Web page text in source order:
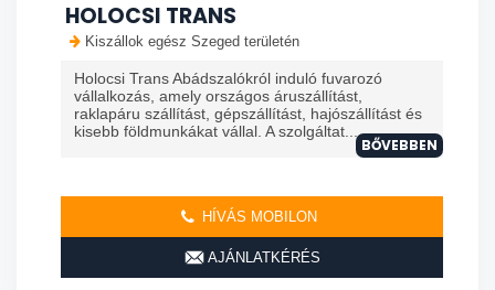
HOLOCSI TRANS
Kiszállok egész Szeged területén
Holocsi Trans Abádszalókról induló fuvarozó
vállalkozás, amely országos áruszállítást,
raklapáru szállítást, gépszállítást, hajószállítást és
kisebb földmunkákat vállal. A szolgáltat...
BŐVEBBEN
HÍVÁS MOBILON
AJÁNLATKÉRÉS